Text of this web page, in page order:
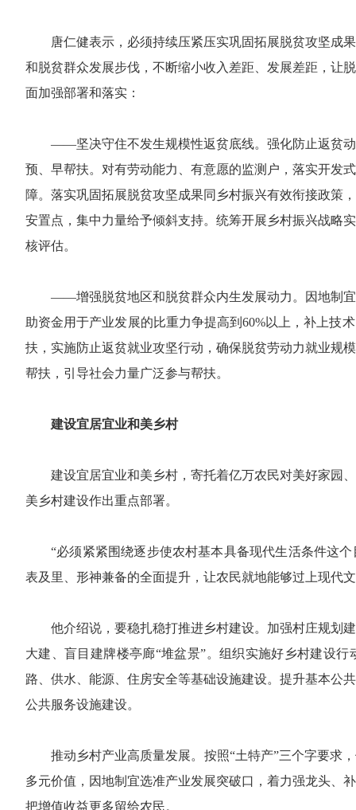
唐仁健表示，必须持续压紧压实巩固拓展脱贫攻坚成
和脱贫群众发展步伐，不断缩小收入差距、发展差距，让
面加强部署和落实：
——坚决守住不发生规模性返贫底线。强化防止返贫
预、早帮扶。对有劳动能力、有意愿的监测户，落实开发
障。落实巩固拓展脱贫攻坚成果同乡村振兴有效衔接政策
安置点，集中力量给予倾斜支持。统筹开展乡村振兴战略
核评估。
——增强脱贫地区和脱贫群众内生发展动力。因地制
助资金用于产业发展的比重力争提高到60%以上，补上技
扶，实施防止返贫就业攻坚行动，确保脱贫劳动力就业规
帮扶，引导社会力量广泛参与帮扶。
建设宜居宜业和美乡村
建设宜居宜业和美乡村，寄托着亿万农民对美好家园
美乡村建设作出重点部署。
“必须紧紧围绕逐步使农村基本具备现代生活条件这
表及里、形神兼备的全面提升，让农民就地能够过上现代
他介绍说，要稳扎稳打推进乡村建设。加强村庄规划
大建、盲目建牌楼亭廊“堆盆景”。组织实施好乡村建设
路、供水、能源、住房安全等基础设施建设。提升基本公
公共服务设施建设。
推动乡村产业高质量发展。按照“土特产”三个字要求
多元价值，因地制宜选准产业发展突破口，着力强龙头、
把增值收益更多留给农民。